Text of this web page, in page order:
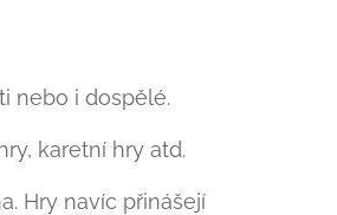
nebo i dospělé.
karetní hry atd.
Hry navíc přinášejí